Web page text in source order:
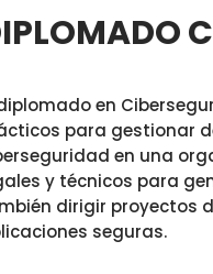
en
para gestionar
en una
y técnicos para
dirigir proyectos
seguras.